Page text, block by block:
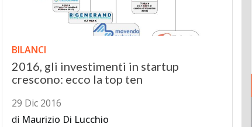
BILANCI
2016, gli investimenti in startup
crescono: ecco la top ten
29 Dic 2016
di Maurizio Di Lucchio